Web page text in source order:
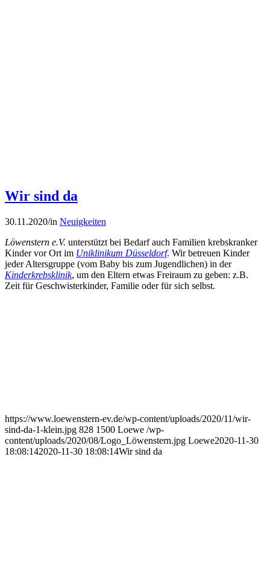
Wir sind da
30.11.2020/in Neuigkeiten
Löwenstern e.V. unterstützt bei Bedarf auch Familien krebskranker
Kinder vor Ort im Uniklinikum Düsseldorf. Wir betreuen Kinder
jeder Altersgruppe (vom Baby bis zum Jugendlichen) in der
Kinderkrebsklinik, um den Eltern etwas Freiraum zu geben: z.B.
Zeit für Geschwisterkinder, Familie oder für sich selbst.
https://www.loewenstern-ev.de/wp-content/uploads/2020/11/wir-
sind-da-1-klein.jpg 828 1500 Loewe /wp-
content/uploads/2020/08/Logo_Löwenstern.jpg Loewe2020-11-30
18:08:142020-11-30 18:08:14Wir sind da